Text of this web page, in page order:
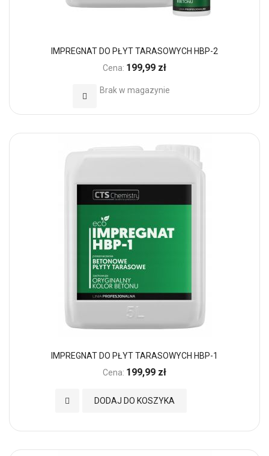
IMPREGNAT DO PŁYT TARASOWYCH HBP-2
Cena: 199,99 zł
Brak w magazynie
Dodaj do Ulubionych
IMPREGNAT DO PŁYT TARASOWYCH HBP-1
Cena: 199,99 zł
DODAJ DO KOSZYKA
Dodaj do Ulubionych